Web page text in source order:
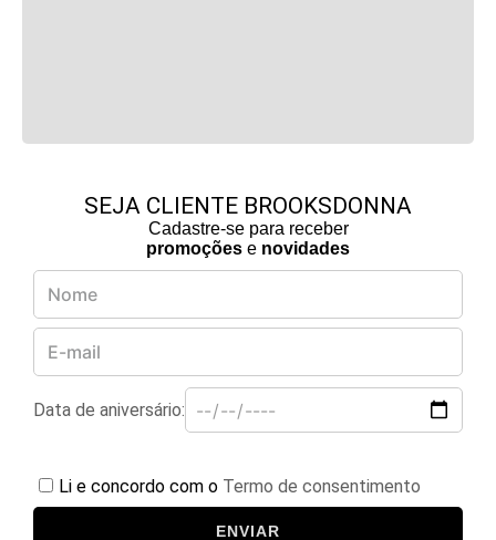
SEJA CLIENTE BROOKSDONNA
Cadastre-se para receber
promoções e novidades
Data de aniversário:
Li e concordo com o Termo de consentimento
ENVIAR